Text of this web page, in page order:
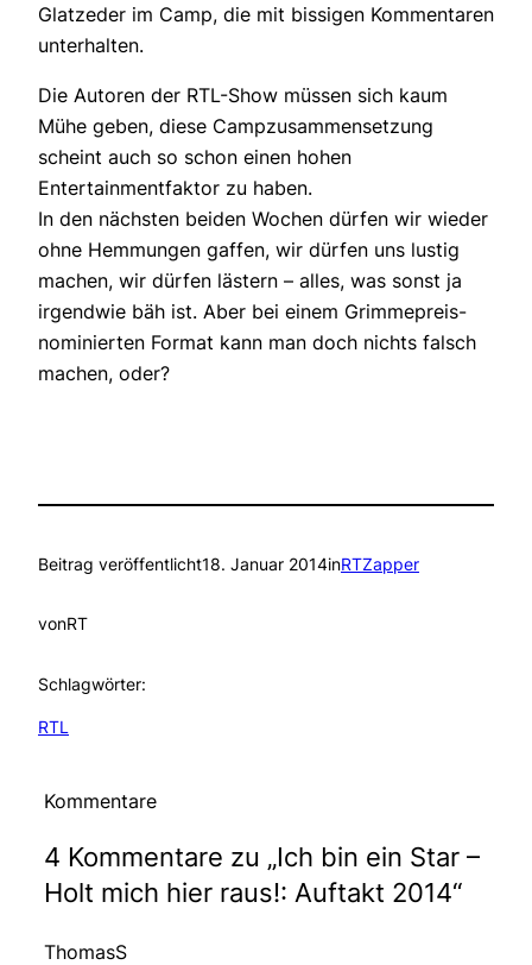
Glatzeder im Camp, die mit bissigen Kommentaren
unterhalten.
Die Autoren der RTL-Show müssen sich kaum
Mühe geben, diese Campzusammensetzung
scheint auch so schon einen hohen
Entertainmentfaktor zu haben.
In den nächsten beiden Wochen dürfen wir wieder
ohne Hemmungen gaffen, wir dürfen uns lustig
machen, wir dürfen lästern – alles, was sonst ja
irgendwie bäh ist. Aber bei einem Grimmepreis-
nominierten Format kann man doch nichts falsch
machen, oder?
Beitrag veröffentlicht18. Januar 2014inRTZapper
vonRT
Schlagwörter:
RTL
Kommentare
4 Kommentare zu „Ich bin ein Star –
Holt mich hier raus!: Auftakt 2014“
ThomasS